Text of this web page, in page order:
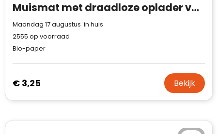
Muismat met draadloze oplader van gerecycled papier
Maandag 17 augustus in huis
2555 op voorraad
Bio-paper
€ 3,25 Bekijk